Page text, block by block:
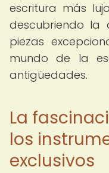
escritura más
descubriendo la
piezas
mundo de la
antigüedades.
La
los
exclusivos